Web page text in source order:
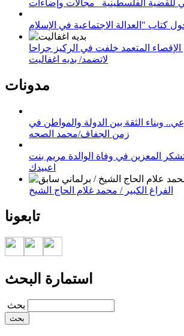
للقضية الفلسطينية_ مجالات وإضاءات
المتعمد خلفت في الركيز جراحا
لاتضمد/ بديه اغفاليت
مدونات
وبناء الثقة بين الدولة والمواطن في
زمن الجفاف/محمد الصحه
المعزين في وفاة الوالدة مريم بنت
اعبيدك
الفراغ الكبير / محمد غلام الحاج الشيخ
تابعونا
استمارة البحث
‏بحث ‏